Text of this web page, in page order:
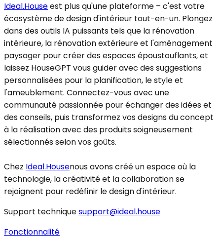
Ideal.Houseest plus qu'une plateforme – c'est votre
écosystème de design d'intérieur tout-en-un. Plongez
dans des outils IA puissants tels que la rénovation
intérieure, la rénovation extérieure et l'aménagement
paysager pour créer des espaces époustouflants, et
laissez HouseGPT vous guider avec des suggestions
personnalisées pour la planification, le style et
l'ameublement. Connectez-vous avec une
communauté passionnée pour échanger des idées et
des conseils, puis transformez vos designs du concept
à la réalisation avec des produits soigneusement
sélectionnés selon vos goûts.
Chez Ideal.Housenous avons créé un espace où la
technologie, la créativité et la collaboration se
rejoignent pour redéfinir le design d'intérieur.
Support techniquesupport@ideal.house
Fonctionnalité